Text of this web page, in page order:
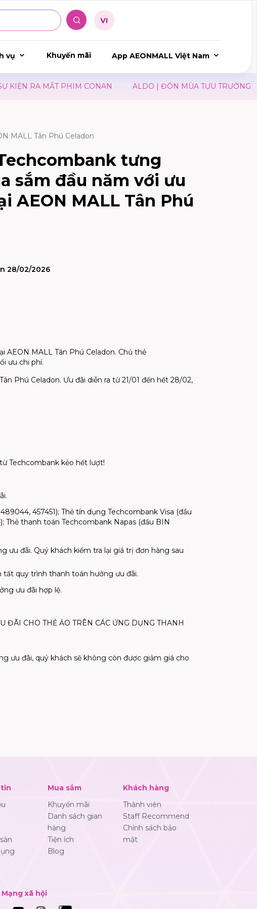
vụ Khuyến mãi App AEONMALL Việt Nam
RA MẮT PHIM CONAN ALDO | ĐÓN MÙA TỰU TRƯỜNG
MALL Tân Phú Celadon
tưng
sắm đầu năm với ưu
AEON MALL Tân Phú
28/02/2026
AEON MALL Tân Phú Celadon. Chủ thẻ
ưu chi phí.
Phú Celadon. Ưu đãi diễn ra từ 21/01 đến hết 28/02,
Techcombank kẻo hết lượt!
457451); Thẻ tín dụng Techcombank Visa (đầu
Thẻ thanh toán Techcombank Napas (đầu BIN
ưu đãi. Quý khách kiểm tra lại giá trị đơn hàng sau
quy trình thanh toán hưởng ưu đãi.
ưu đãi hợp lệ.
CHO THẺ ẢO TRÊN CÁC ỨNG DỤNG THANH
ưu đãi, quý khách sẽ không còn được giảm giá cho
Mua sắm
Khuyến mãi
Danh sách gian
hàng
Tiện ích
Blog
Khách hàng
Thành viên
Staff Recommend
Chính sách bảo
mật
xã hội